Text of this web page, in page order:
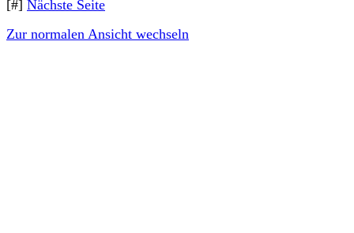
[#] Nächste Seite
Zur normalen Ansicht wechseln